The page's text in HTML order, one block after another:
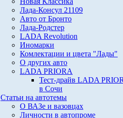
Лада-Консул 21109
Авто от Бронто
Лада-Родстер
LADA Revolution
Иномарки
Комлектации и цвета "Лады"
О других авто
LADA PRIORA
Тест-драйв LADA
в Сочи
Статьи на автотемы
О ВАЗе и вазовцах
Личности в автопроме